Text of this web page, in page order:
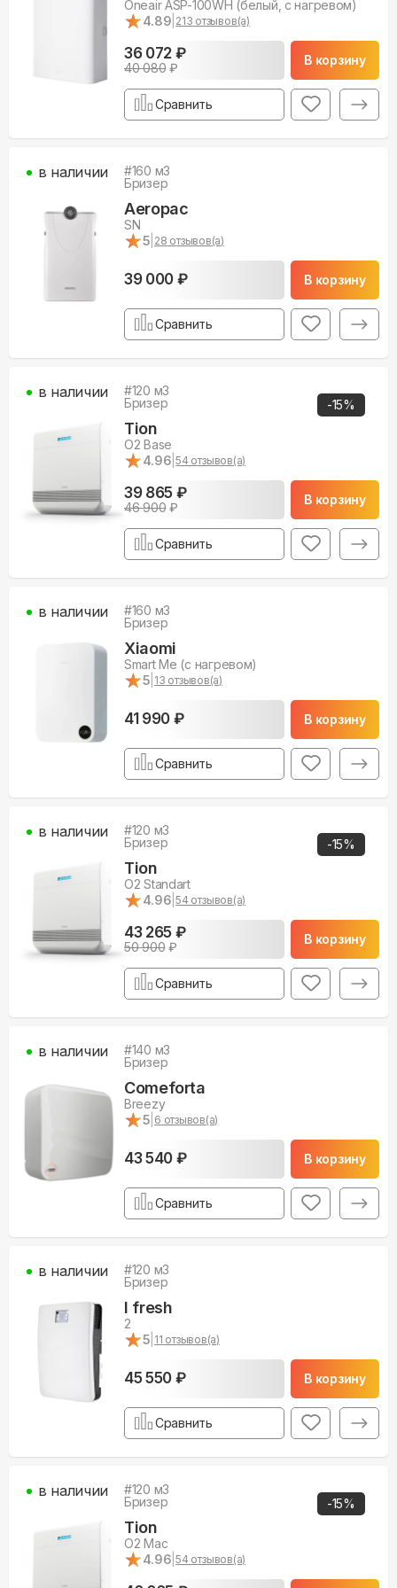
Oneair ASP-100WH (белый, с нагревом)
★
★4.89 213 отзывов(а)
36 072 ₽
40 080₽
В корзину
Сравнить
#160 м3
Бризер
Aeropac
SN
★
★5 28 отзывов(а)
39 000 ₽ В корзину
в наличии
Сравнить
-15%
#120 м3
Бризер
Tion
O2 Base
★
★4.96 |54 отзывов(а)
39 865 ₽
46 900₽
В корзину
в наличии
Сравнить
#160 м3
Бризер
Xiaomi
Smart Me (с нагревом)
★
★5 13 отзывов(а)
41 990 ₽ В корзину
в наличии
Сравнить
-15%
#120 м3
Бризер
Tion
O2 Standart
★
★4.96 |54 отзывов(а)
43 265 ₽
50 900₽
В корзину
в наличии
Сравнить
#140 м3
Бризер
Comeforta
Breezy
★
★5 6 отзывов(а)
43 540 ₽ В корзину
в наличии
Сравнить
#120 м3
Бризер
I fresh
2
★
★5 11 отзывов(а)
45 550 ₽ В корзину
в наличии
Сравнить
-15%
#120 м3
Бризер
Tion
O2 Mac
★
★4.96 |54 отзывов(а)
в наличии